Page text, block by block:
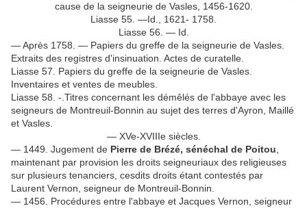
cause de la seigneurie de Vasles, 1456-1620.
Liasse 55. —Id., 1621- 1758.
Liasse 56. — Id.
— Après 1758. — Papiers du greffe de la seigneurie de Vasles.
Extraits des registres d'insinuation. Actes de curatelle.
Liasse 57. Papiers du greffe de la seigneurie de Vasles.
Inventaires et ventes de meubles.
Liasse 58. -.Titres concernant les démêlés de l'abbaye avec les
seigneurs de Montreuil-Bonnin au sujet des terres d'Ayron, Maillé
et Vasles.
— XVe-XVIIIe siècles.
— 1449. Jugement de Pierre de Brézé, sénéchal de Poitou
maintenant par provision les droits seigneuriaux des religieuses
sur plusieurs tenanciers, cesdits droits étant contestés par
Laurent Vernon, seigneur de Montreuil-Bonnin.
— 1456. Procédures entre l'abbaye et Jacques Vernon, seigneur